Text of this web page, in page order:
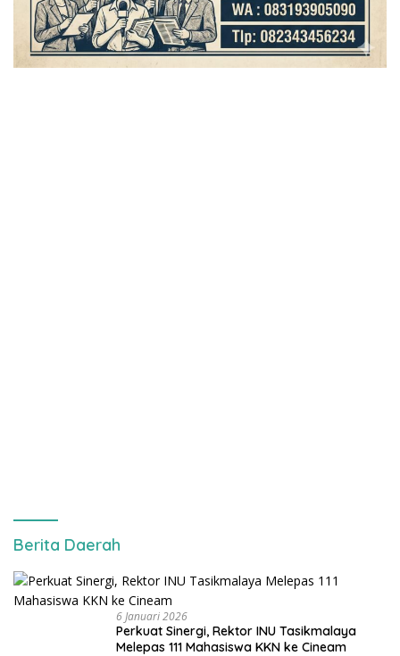
Berita Daerah
6 Januari 2026
Perkuat Sinergi, Rektor INU Tasikmalaya
Melepas 111 Mahasiswa KKN ke Cineam